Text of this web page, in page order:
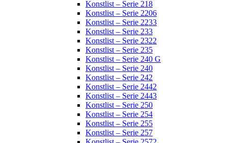
Konstlist – Serie 218
Konstlist – Serie 2206
Konstlist – Serie 2233
Konstlist – Serie 233
Konstlist – Serie 2322
Konstlist – Serie 235
Konstlist – Serie 240 G
Konstlist – Serie 240
Konstlist – Serie 242
Konstlist – Serie 2442
Konstlist – Serie 2443
Konstlist – Serie 250
Konstlist – Serie 254
Konstlist – Serie 255
Konstlist – Serie 257